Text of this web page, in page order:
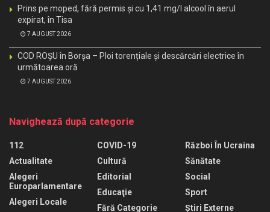
Prins pe moped, fără permis și cu 1,41 mg/l alcool în aerul
expirat, în Tisa
7 AUGUST 2026
COD ROȘU în Borșa – Ploi torențiale și descărcări electrice în
următoarea oră
7 AUGUST 2026
Navighează după categorie
112
Actualitate
Alegeri
Europarlamentare
Alegeri Locale
COVID-19
Cultură
Editorial
Educaţie
Fără Categorie
Război În Ucraina
Sănătate
Social
Sport
Știri Externe